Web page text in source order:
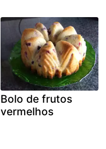
Bolo de frutos
vermelhos